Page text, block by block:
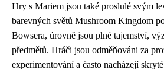
Hry s Mariem jsou také proslulé svým
barevných světů Mushroom Kingdom
Bowsera, úrovně jsou plné tajemství,
předmětů. Hráči jsou odměňováni za
experimentování a často nacházejí